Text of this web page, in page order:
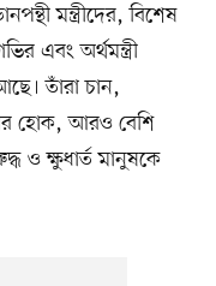
মন্ত্রীদের, বিশেষ
এবং অর্থমন্ত্রী
তাঁরা চান,
হোক, আরও বেশি
ও ক্ষুধার্ত মানুষকে